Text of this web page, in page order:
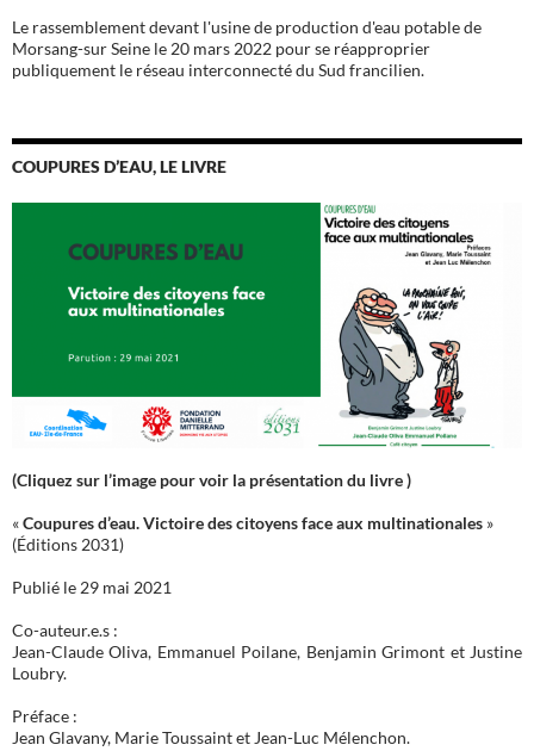
Le rassemblement devant l'usine de production d'eau potable de
Morsang-sur Seine le 20 mars 2022 pour se réapproprier
publiquement le réseau interconnecté du Sud francilien.
COUPURES D’EAU, LE LIVRE
(Cliquez sur l’image pour voir la présentation du livre )
«Coupures d’eau. Victoire des citoyens face aux multinationales »
(Éditions 2031)
Publié le 29 mai 2021
Co-auteur.e.s :
Jean-Claude Oliva, Emmanuel Poilane, Benjamin Grimont et Justine
Loubry.
Préface :
Jean Glavany, Marie Toussaint et Jean-Luc Mélenchon.